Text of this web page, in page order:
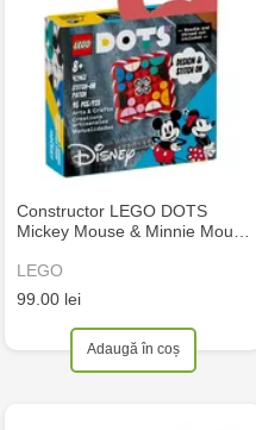
Constructor LEGO DOTS
Mickey Mouse & Minnie Mou…
LEGO
99.00 lei
Adaugă în coș